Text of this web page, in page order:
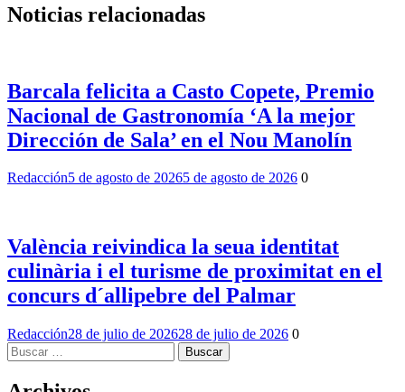
Noticias relacionadas
Barcala felicita a Casto Copete, Premio
Nacional de Gastronomía ‘A la mejor
Dirección de Sala’ en el Nou Manolín
Redacción5 de agosto de 20265 de agosto de 2026 0
València reivindica la seua identitat
culinària i el turisme de proximitat en el
concurs d´allipebre del Palmar
Redacción28 de julio de 202628 de julio de 2026 0
Buscar: